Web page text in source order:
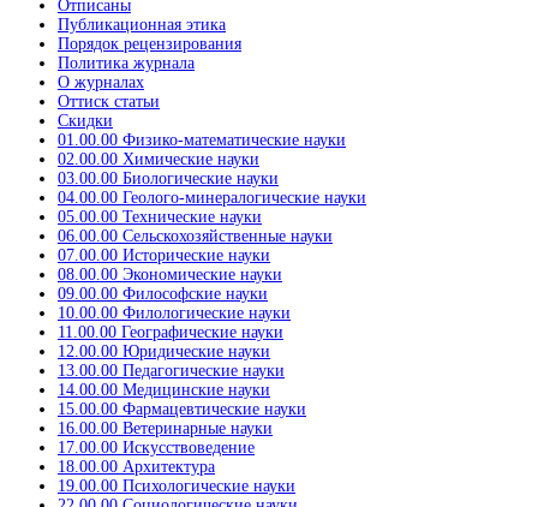
Отписаны
Публикационная этика
Порядок рецензирования
Политика журнала
О журналах
Оттиск статьи
Скидки
01.00.00 Физико-математические науки
02.00.00 Химические науки
03.00.00 Биологические науки
04.00.00 Геолого-минералогические науки
05.00.00 Технические науки
06.00.00 Сельскохозяйственные науки
07.00.00 Исторические науки
08.00.00 Экономические науки
09.00.00 Философские науки
10.00.00 Филологические науки
11.00.00 Географические науки
12.00.00 Юридические науки
13.00.00 Педагогические науки
14.00.00 Медицинские науки
15.00.00 Фармацевтические науки
16.00.00 Ветеринарные науки
17.00.00 Искусствоведение
18.00.00 Архитектура
19.00.00 Психологические науки